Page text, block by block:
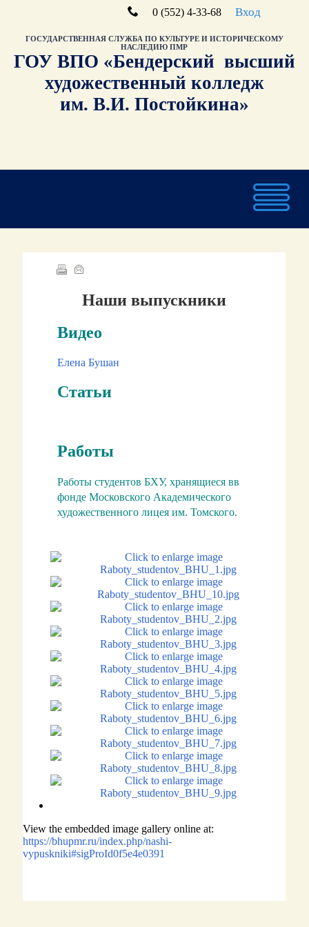
0 (552) 4-33-68 Вход
ГОСУДАРСТВЕННАЯ СЛУЖБА ПО КУЛЬТУРЕ И ИСТОРИЧЕСКОМУ
НАСЛЕДИЮ ПМР
ГОУ ВПО «Бендерский высший
художественный колледж
им. В.И. Постойкина»
Наши выпускники
Видео
Елена Бушан
Статьи
Работы
Работы студентов БХУ, хранящиеся вв
фонде Московского Академического
художественного лицея им. Томского.
View the embedded image gallery online at:
https://bhupmr.ru/index.php/nashi-
vypuskniki#sigProId0f5e4e0391